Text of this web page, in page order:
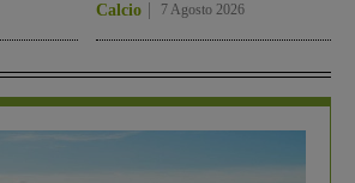
Calcio 7 Agosto 2026